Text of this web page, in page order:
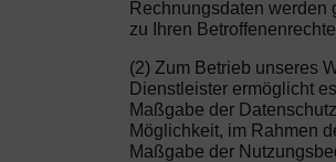
Rechnungsdaten werden
zu Ihren
(2) Zum Betrieb unseres
Dienstleister ermöglicht
Maßgabe der
Möglichkeit, im Rahmen
Maßgabe der